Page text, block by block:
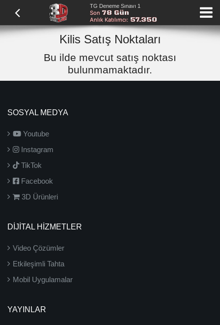
TG Deneme Sınavı 1
Son 78 Gün
Anlık Katılımcı: 57.350
Kilis Satış Noktaları
Bu ilde mevcut satış noktası
bulunmamaktadır.
SOSYAL MEDYA
Youtube
Instagram
TikTok
Facebook
3D Ürünleri
DİJİTAL HİZMETLER
Video Çözümler
Etkileşimli Tahta
Mobil Uygulamalar
YAYINLAR